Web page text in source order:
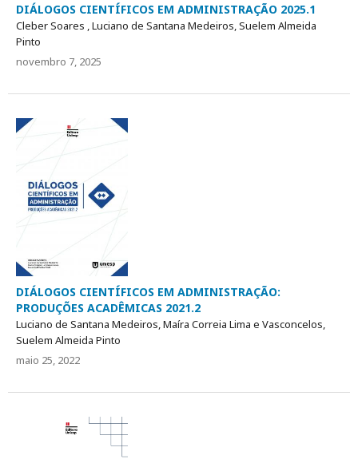
DIÁLOGOS CIENTÍFICOS EM ADMINISTRAÇÃO 2025.1
Cleber Soares , Luciano de Santana Medeiros, Suelem Almeida
Pinto
novembro 7, 2025
DIÁLOGOS CIENTÍFICOS EM ADMINISTRAÇÃO:
PRODUÇÕES ACADÊMICAS 2021.2
Luciano de Santana Medeiros, Maíra Correia Lima e Vasconcelos,
Suelem Almeida Pinto
maio 25, 2022